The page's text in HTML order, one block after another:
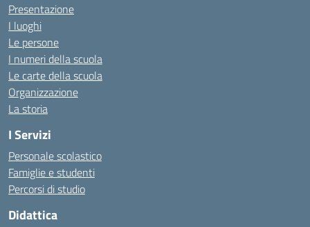
Presentazione
I luoghi
Le persone
I numeri della scuola
Le carte della scuola
Organizzazione
La storia
I Servizi
Personale scolastico
Famiglie e studenti
Percorsi di studio
Didattica